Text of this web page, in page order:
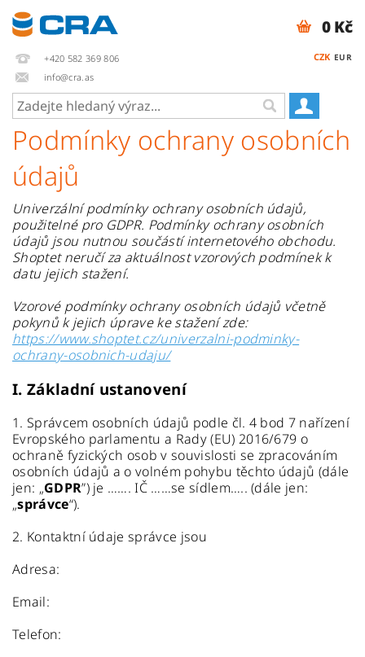
+420 582 369 806
info@cra.as
CZK EUR
0 Kč
Podmínky ochrany osobních
údajů
Univerzální podmínky ochrany osobních údajů,
použitelné pro GDPR. Podmínky ochrany osobních
údajů jsou nutnou součástí internetového obchodu.
Shoptet neručí za aktuálnost vzorových podmínek k
datu jejich stažení.
Vzorové podmínky ochrany osobních údajů včetně
pokynů k jejich úprave ke stažení zde:
https://www.shoptet.cz/univerzalni-podminky-
ochrany-osobnich-udaju/
I. Základní ustanovení
1. Správcem osobních údajů podle čl. 4 bod 7 nařízení
Evropského parlamentu a Rady (EU) 2016/679 o
ochraně fyzických osob v souvislosti se zpracováním
osobních údajů a o volném pohybu těchto údajů (dále
jen: „GDPR”) je ……. IČ ……se sídlem….. (dále jen:
„správce“).
2. Kontaktní údaje správce jsou
Adresa:
Email:
Telefon: